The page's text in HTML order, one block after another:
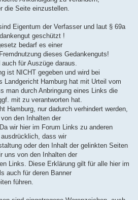
die Seite einzustellen.
Eigentum der Verfasser und laut § 69a
geschützt !
bedarf es einer
dieses Gedankenguts!
für Auszüge daraus.
ist NICHT gegeben und wird bei
Landgericht Hamburg hat mit Urteil vom
man durch Anbringung eines Links die
mit zu verantworten hat.
Hamburg, nur dadurch verhindert werden,
den Inhalten der
wir hier im Forum Links zu anderen
dass wir
oder den Inhalt der gelinkten Seiten
uns von den Inhalten der
Links. Diese Erklärung gilt für alle hier im
auch für deren Banner
führen.